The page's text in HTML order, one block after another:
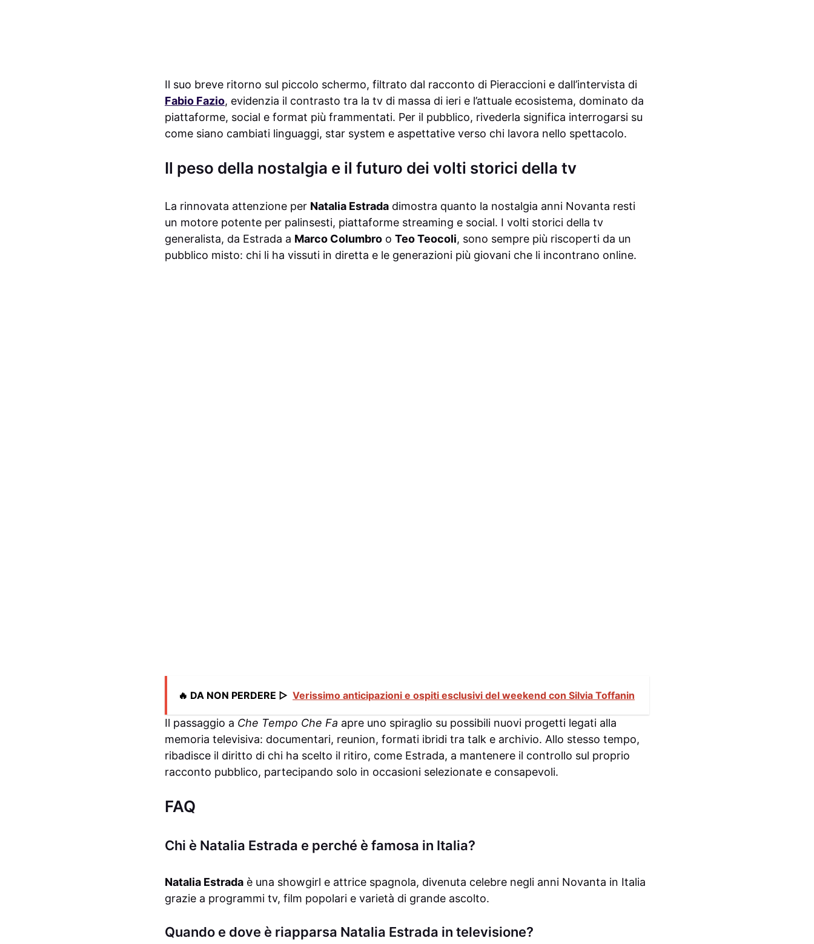
Il suo breve ritorno sul piccolo schermo, filtrato dal racconto di Pieraccioni e dall’intervista di
Fabio Fazio, evidenzia il contrasto tra la tv di massa di ieri e l’attuale ecosistema, dominato da
piattaforme, social e format più frammentati. Per il pubblico, rivederla significa interrogarsi su
come siano cambiati linguaggi, star system e aspettative verso chi lavora nello spettacolo.
Il peso della nostalgia e il futuro dei volti storici della tv
La rinnovata attenzione per Natalia Estrada dimostra quanto la nostalgia anni Novanta resti
un motore potente per palinsesti, piattaforme streaming e social. I volti storici della tv
generalista, da Estrada a Marco Columbro o Teo Teocoli, sono sempre più riscoperti da un
pubblico misto: chi li ha vissuti in diretta e le generazioni più giovani che li incontrano online.
🔥 DA NON PERDERE ▷ Verissimo anticipazioni e ospiti esclusivi del weekend con Silvia Toffanin
Il passaggio a Che Tempo Che Fa apre uno spiraglio su possibili nuovi progetti legati alla
memoria televisiva: documentari, reunion, formati ibridi tra talk e archivio. Allo stesso tempo,
ribadisce il diritto di chi ha scelto il ritiro, come Estrada, a mantenere il controllo sul proprio
racconto pubblico, partecipando solo in occasioni selezionate e consapevoli.
FAQ
Chi è Natalia Estrada e perché è famosa in Italia?
Natalia Estrada è una showgirl e attrice spagnola, divenuta celebre negli anni Novanta in Italia
grazie a programmi tv, film popolari e varietà di grande ascolto.
Quando e dove è riapparsa Natalia Estrada in televisione?